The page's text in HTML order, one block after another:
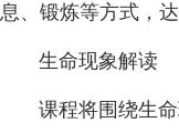
息、锻炼等方式，
生命现象解读
课程将围绕生